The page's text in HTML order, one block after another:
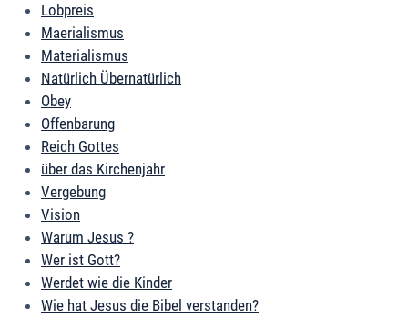
Lobpreis
Maerialismus
Materialismus
Natürlich Übernatürlich
Obey
Offenbarung
Reich Gottes
über das Kirchenjahr
Vergebung
Vision
Warum Jesus ?
Wer ist Gott?
Werdet wie die Kinder
Wie hat Jesus die Bibel verstanden?